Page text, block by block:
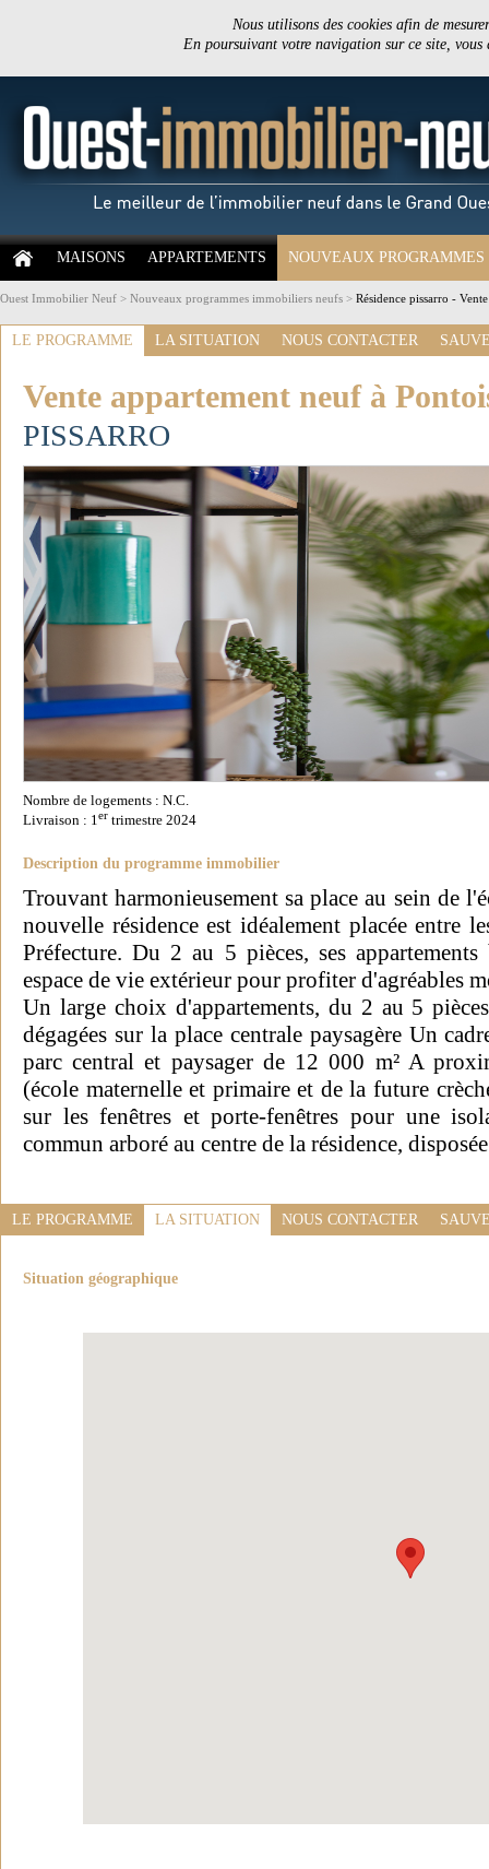
Nous utilisons des cookies afin de
En poursuivant votre navigation sur ce site,
MAISONS APPARTEMENTS NOUVEAUX PROGRAMMES
Ouest Immobilier Neuf > Nouveaux programmes immobiliers neufs > Résidence pissarro -
LE PROGRAMME LA SITUATION NOUS CONTACTER
Vente appartement neuf à
PISSARRO
Nombre de logements : N.C.
Livraison : 1er trimestre 2024
Description du programme immobilier
Trouvant harmonieusement sa place au sein de
nouvelle résidence est idéalement placée entre
Préfecture. Du 2 au 5 pièces, ses
espace de vie extérieur pour profiter d'agréables
Un large choix d'appartements, du 2 au 5
dégagées sur la place centrale paysagère Un
parc central et paysager de 12 000 m² A
(école maternelle et primaire et de la future
sur les fenêtres et porte-fenêtres pour une
commun arboré au centre de la résidence,
LE PROGRAMME LA SITUATION NOUS CONTACTER
Situation géographique